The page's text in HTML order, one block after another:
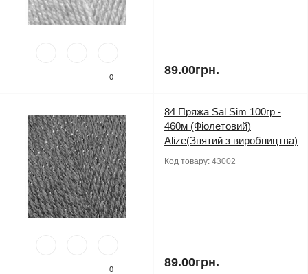
0 89.00грн.
0
84 Пряжа Sal Sim 100гр -
460м (Фіолетовий)
Alize(Знятий з виробництва)
Код товару: 43002
89.00грн.